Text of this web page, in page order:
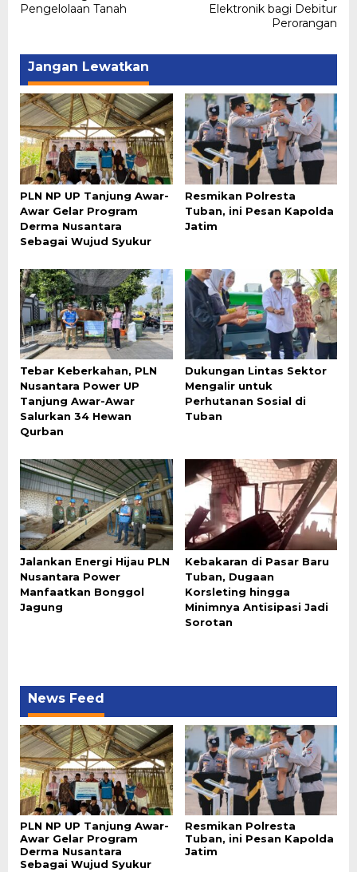
Pengelolaan Tanah
Elektronik bagi Debitur
Perorangan
Jangan Lewatkan
PLN NP UP Tanjung Awar-
Awar Gelar Program
Derma Nusantara
Sebagai Wujud Syukur
Resmikan Polresta
Tuban, ini Pesan Kapolda
Jatim
Tebar Keberkahan, PLN
Nusantara Power UP
Tanjung Awar-Awar
Salurkan 34 Hewan
Qurban
Dukungan Lintas Sektor
Mengalir untuk
Perhutanan Sosial di
Tuban
Jalankan Energi Hijau PLN
Nusantara Power
Manfaatkan Bonggol
Jagung
Kebakaran di Pasar Baru
Tuban, Dugaan
Korsleting hingga
Minimnya Antisipasi Jadi
Sorotan
News Feed
PLN NP UP Tanjung Awar-
Awar Gelar Program
Derma Nusantara
Sebagai Wujud Syukur
Resmikan Polresta
Tuban, ini Pesan Kapolda
Jatim